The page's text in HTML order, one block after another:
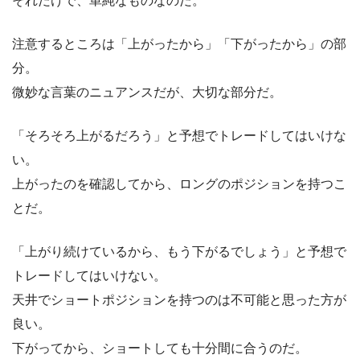
注意するところは「上がったから」「下がったから」の部
分。
微妙な言葉のニュアンスだが、大切な部分だ。
「そろそろ上がるだろう」と予想でトレードしてはいけな
い。
上がったのを確認してから、ロングのポジションを持つこ
とだ。
「上がり続けているから、もう下がるでしょう」と予想で
トレードしてはいけない。
天井でショートポジションを持つのは不可能と思った方が
良い。
下がってから、ショートしても十分間に合うのだ。